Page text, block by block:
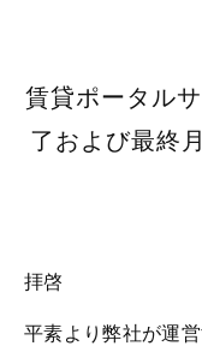
賃貸ポータル
了および最終
拝啓
平素より弊社が運営